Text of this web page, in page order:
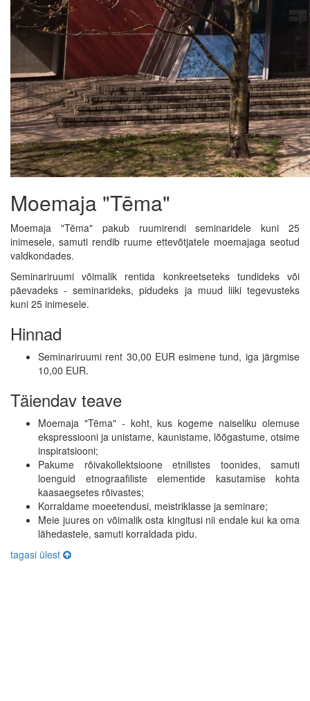
Moemaja "Tēma"
Moemaja "Tēma" pakub ruumirendi seminaridele kuni 25
inimesele, samuti rendib ruume ettevõtjatele moemajaga seotud
valdkondades.
Seminariruumi võimalik rentida konkreetseteks tundideks või
päevadeks - seminarideks, pidudeks ja muud liiki tegevusteks
kuni 25 inimesele.
Hinnad
Seminariruumi rent 30,00 EUR esimene tund, iga järgmise
10,00 EUR.
Täiendav teave
Moemaja "Tēma" - koht, kus kogeme naiseliku olemuse
ekspressiooni ja unistame, kaunistame, lõõgastume, otsime
inspiratsiooni;
Pakume rõivakollektsioone etnilistes toonides, samuti
loenguid etnograafiliste elementide kasutamise kohta
kaasaegsetes rõivastes;
Korraldame moeetendusi, meistriklasse ja seminare;
Meie juures on võimalik osta kingitusi nii endale kui ka oma
lähedastele, samuti korraldada pidu.
tagasi ülest